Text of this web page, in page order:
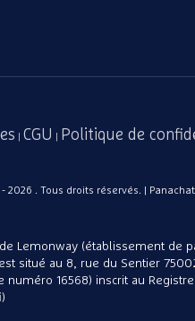
CGU Politique de
2026 . Tous droits réservés. |
Lemonway (établissement de
situé au 8, rue du Sentier
numéro 16568) inscrit au